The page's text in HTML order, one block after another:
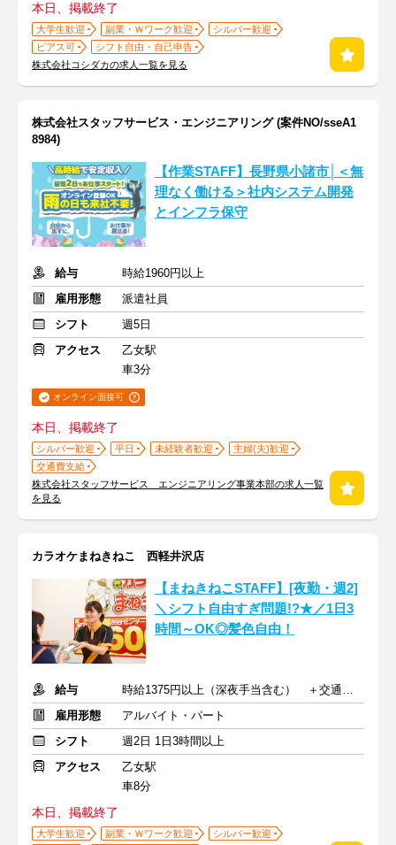
本日、掲載終了
大学生歓迎 副業・Ｗワーク歓迎
シルバー歓迎
ピアス可
シフト自由・自己申告
株式会社コシダカの求人一覧を見る
株式会社スタッフサービス・エンジニアリング (案件NO/sseA1
8984)
【作業STAFF】長野県小諸市│＜無
理なく働ける＞社内システム開発
とインフラ保守
給与
時給1960円以上
雇用形態
派遣社員
シフト
週5日
アクセス
乙女駅
車3分
オンライン面接可
本日、掲載終了
シルバー歓迎 平日 未経験者歓迎
主婦(夫)歓迎
交通費支給
株式会社スタッフサービス エンジニアリング事業本部の求人一覧
を見る
カラオケまねきねこ 西軽井沢店
【まねきねこSTAFF】[夜勤・週2]
＼シフト自由すぎ問題!?★／1日3
時間～OK◎髪色自由！
給与
時給1375円以上（深夜手当含む） ＋交通費支給
雇用形態
アルバイト・パート
シフト
週2日 1日3時間以上
アクセス
乙女駅
車8分
本日、掲載終了
大学生歓迎 副業・Ｗワーク歓迎
シルバー歓迎